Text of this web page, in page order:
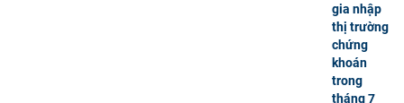
gia nhập
thị trường
chứng
khoán
trong
tháng 7